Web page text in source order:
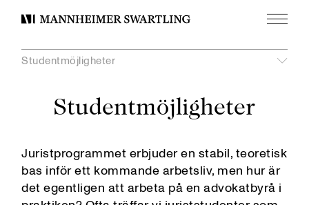
Mannheimer
Meny
Studentmöjligheter
Juristprogrammet erbjuder en stabil, teoretisk
bas inför ett kommande arbetsliv, men hur är
det egentligen att arbeta på en advokatbyrå i
Studentmöjligheter
Våra värderingar
Utvecklas med oss
Sommartrainee
Training Programme
Trainee i Bryssel